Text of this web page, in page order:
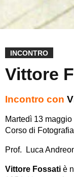
INCONTRO
Vittore
Incontro con
Martedì 13 maggio
Corso di
Prof. Luca
Vittore Fossati è